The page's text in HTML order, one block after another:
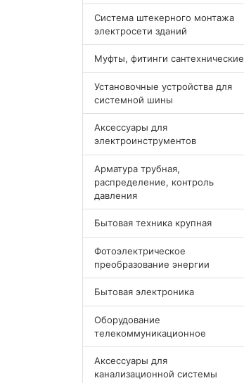
Система штекерного монтажа
электросети зданий
Муфты, фитинги сантехнические
Установочные устройства для
системной шины
Аксессуары для
электроинструментов
Арматура трубная,
распределение, контроль
давления
Бытовая техника крупная
Фотоэлектрическое
преобразование энергии
Бытовая электроника
Оборудование
телекоммуникационное
Аксессуары для
канализационной системы